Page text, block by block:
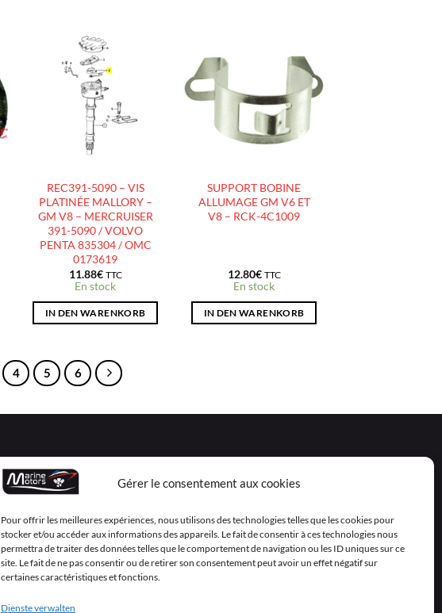
Gérer le consentement aux cookies
Pour offrir les meilleures expériences, nous utilisons des technologies telles que les cookies pour
stocker et/ou accéder aux informations des appareils. Le fait de consentir à ces technologies nous
permettra de traiter des données telles que le comportement de navigation ou les ID uniques sur ce
site. Le fait de ne pas consentir ou de retirer son consentement peut avoir un effet négatif sur
certaines caractéristiques et fonctions.
Dienste verwalten
AJOUTER
LISTE
D’ENVIES
REC391-5090 – VIS
PLATINÉE MALLORY –
GM V8 – MERCRUISER
391-5090 / VOLVO
PENTA 835304 / OMC
0173619
11.88€ TTC
En stock
IN DEN WARENKORB
LISTE
D’ENVIES
SUPPORT BOBINE
ALLUMAGE GM V6 ET
V8 – RCK-4C1009
12.80€ TTC
En stock
IN DEN WARENKORB
4 5 6
Visa